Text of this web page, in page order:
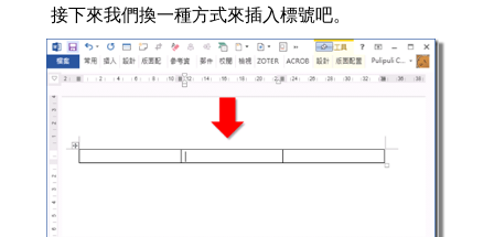
接下來我們換一種方式來插入標號吧。